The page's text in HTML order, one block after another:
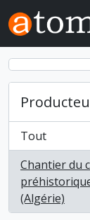
Skip to main
Tout
Chantier du
(Algérie)
, 1 résultats